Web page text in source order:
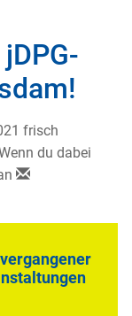
frisch
du dabei